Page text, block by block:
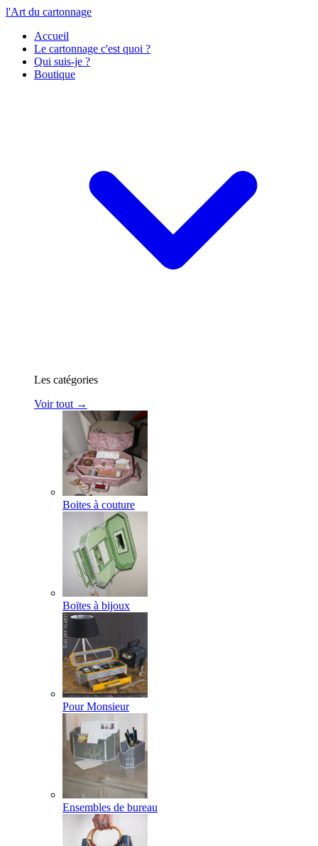
l'Art du cartonnage
Accueil
Le cartonnage c'est quoi ?
Qui suis-je ?
Boutique
Les catégories
Voir tout →
Boites à couture
Boïtes à bijoux
Pour Monsieur
Ensembles de bureau